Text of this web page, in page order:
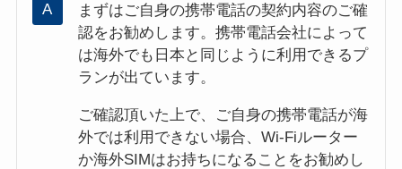
まずはご自身の携帯電話の契約内容のご確
認をお勧めします。携帯電話会社によって
は海外でも日本と同じように利用できるプ
ランが出ています。
ご確認頂いた上で、ご自身の携帯電話が海
外では利用できない場合、Wi-Fiルーター
か海外SIMはお持ちになることをお勧めし